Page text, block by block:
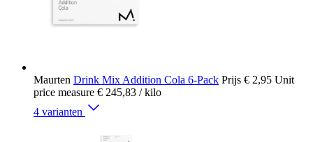
Maurten Drink Mix Addition Cola 6-Pack Prijs € 2,95 Unit
price measure € 245,83 / kilo
4 varianten